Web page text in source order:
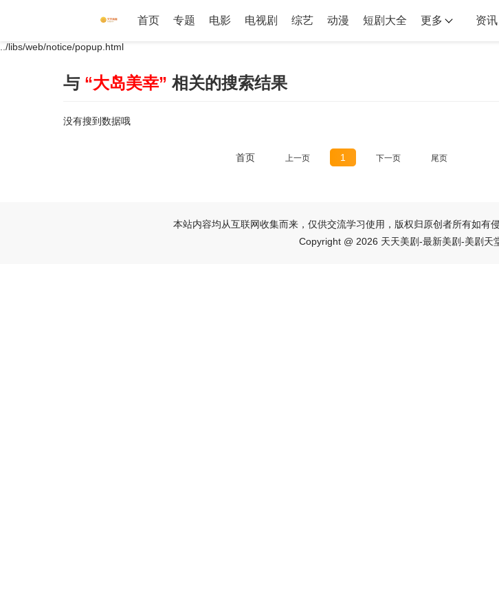
首页 专题 电影 电视剧 综艺 动漫 短剧大全 更多 资讯
../libs/web/notice/popup.html
与 “大岛美幸” 相关的搜索结果
没有搜到数据哦
首页 上一页 1 下一页 尾页
本站内容均从互联网收集而来，仅供交流学习使用，版权归原创者所有如有
Copyright @ 2026 天天美剧-最新美剧-美剧天